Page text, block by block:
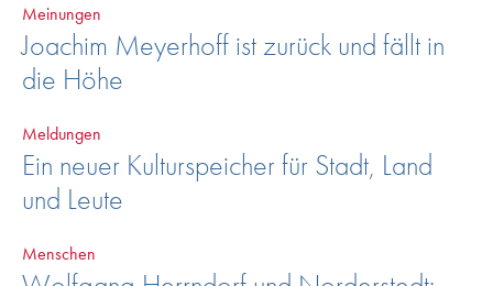
Meinungen
Joachim Meyerhoff ist zurück und fällt in
die Höhe
Meldungen
Ein neuer Kulturspeicher für Stadt, Land
und Leute
Menschen